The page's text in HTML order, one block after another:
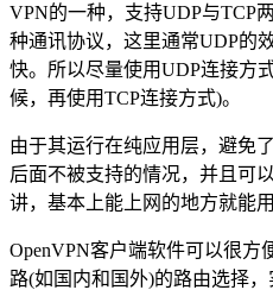
VPN的一种，支持UDP与TCP
种通讯协议，这里通常UDP的
快。所以尽量使用UDP连接方
候，再使用TCP连接方式)。
由于其运行在纯应用层，避免
后面不被支持的情况，并且可
讲，基本上能上网的地方就能用
OpenVPN客户端软件可以很方
路(如国内和国外)的路由选择